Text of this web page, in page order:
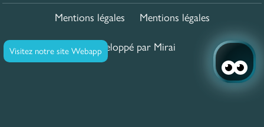
Visitez notre site Webapp
Mentions légales Mentions légales
Développé par Mirai